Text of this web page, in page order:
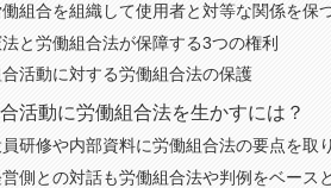
組合を組織して使用者と対等な関係を保
と労働組合法が保障する3つの権利
活動に対する労働組合法の保護
活動に労働組合法を生かすには？
研修や内部資料に労働組合法の要点を取
側との対話も労働組合法や判例をベース